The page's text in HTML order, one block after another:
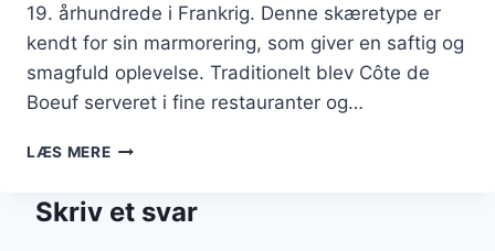
19. århundrede i Frankrig. Denne skæretype er
kendt for sin marmorering, som giver en saftig og
smagfuld oplevelse. Traditionelt blev Côte de
Boeuf serveret i fine restauranter og…
LÆS MERECÔTE
OG
Skriv et svar